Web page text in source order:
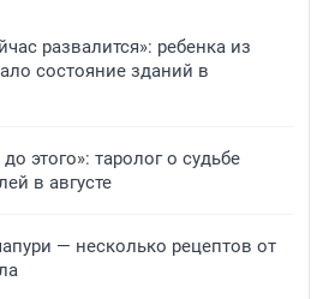
развалится»: ребенка из
состояние зданий в
этого»: таролог о судьбе
в августе
— несколько рецептов от